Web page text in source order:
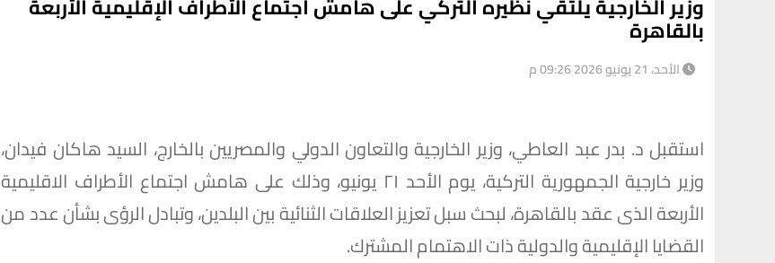
بالقاهرة
الأحد، 21 يونيو 2026 09:26 م
استقبل د. بدر عبد العاطي، وزير الخارجية والتعاون الدولي والمصريين بالخارج، السيد هاكان فيدان،
وزير خارجية الجمهورية التركية، يوم الأحد ٢١ يونيو، وذلك على هامش اجتماع الأطراف الاقليمية
الأربعة الذى عقد بالقاهرة، لبحث سبل تعزيز العلاقات الثنائية بين البلدين، وتبادل الرؤى بشأن عدد من
القضايا الإقليمية والدولية ذات الاهتمام المشترك.